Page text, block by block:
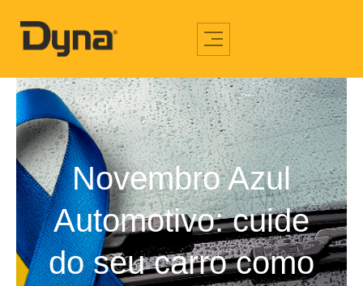
Novembro Azul
Automotivo: cuide
do seu carro como